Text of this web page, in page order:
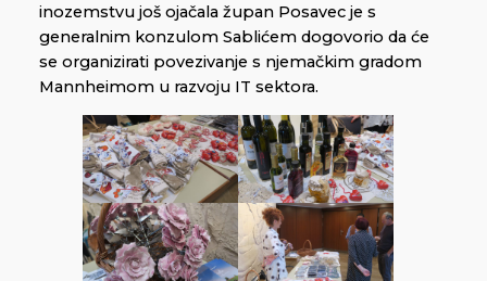
inozemstvu još ojačala župan Posavec je s
generalnim konzulom Sablićem dogovorio da će
se organizirati povezivanje s njemačkim gradom
Mannheimom u razvoju IT sektora.